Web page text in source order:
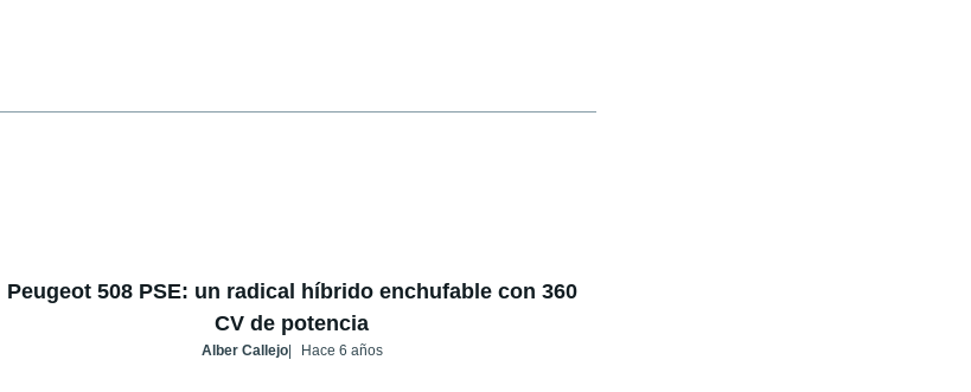
Peugeot 508 PSE: un radical híbrido enchufable con 360
CV de potencia
Alber Callejo Hace 6 años